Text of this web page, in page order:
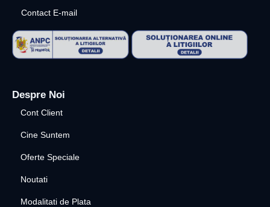
Contact E-mail
Despre Noi
Cont Client
Cine Suntem
Oferte Speciale
Noutati
Modalitati de Plata